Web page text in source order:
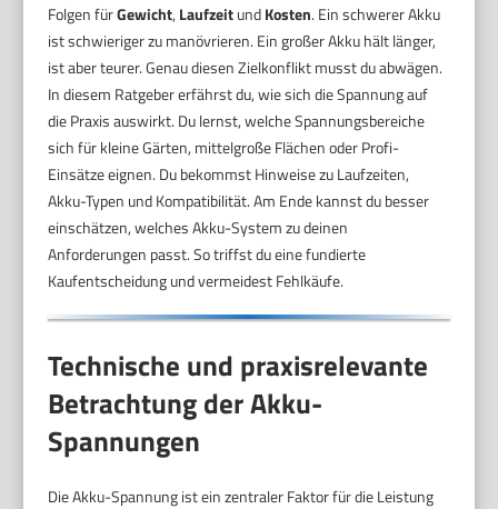
Folgen fürGewicht, LaufzeitundKosten. Ein schwerer Akku
ist schwieriger zu manövrieren. Ein großer Akku hält länger,
ist aber teurer. Genau diesen Zielkonflikt musst du abwägen.
In diesem Ratgeber erfährst du, wie sich die Spannung auf
die Praxis auswirkt. Du lernst, welche Spannungsbereiche
sich für kleine Gärten, mittelgroße Flächen oder Profi-
Einsätze eignen. Du bekommst Hinweise zu Laufzeiten,
Akku-Typen und Kompatibilität. Am Ende kannst du besser
einschätzen, welches Akku-System zu deinen
Anforderungen passt. So triffst du eine fundierte
Kaufentscheidung und vermeidest Fehlkäufe.
Technische und praxisrelevante
Betrachtung der Akku-
Spannungen
Die Akku-Spannung ist ein zentraler Faktor für die Leistung